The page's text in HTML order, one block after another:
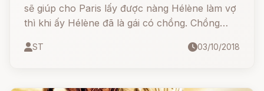
sẽ giúp cho Paris lấy được nàng Hélène làm vợ
thì khi ấy Hélène đã là gái có chồng. Chồng
ST 03/10/2018